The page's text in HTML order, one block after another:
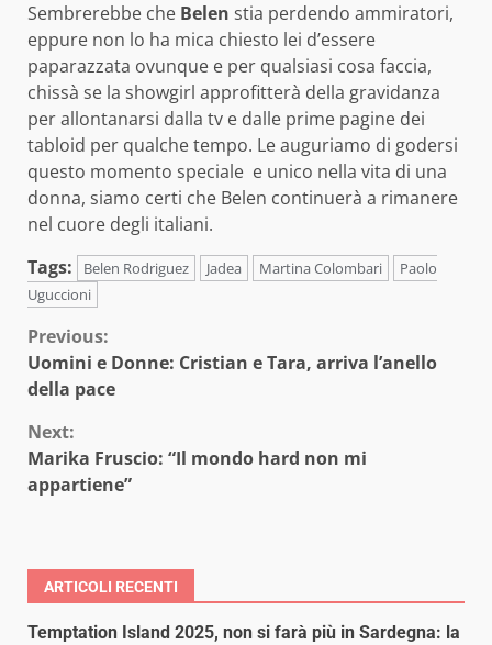
Sembrerebbe che Belen stia perdendo ammiratori,
eppure non lo ha mica chiesto lei d’essere
paparazzata ovunque e per qualsiasi cosa faccia,
chissà se la showgirl approfitterà della gravidanza
per allontanarsi dalla tv e dalle prime pagine dei
tabloid per qualche tempo. Le auguriamo di godersi
questo momento speciale e unico nella vita di una
donna, siamo certi che Belen continuerà a rimanere
nel cuore degli italiani.
Tags:
Belen Rodriguez Jadea Martina Colombari
Paolo
Uguccioni
Continue
Reading
Previous:
Uomini e Donne: Cristian e Tara, arriva l’anello
della pace
Next:
Marika Fruscio: “Il mondo hard non mi
appartiene”
ARTICOLI RECENTI
Temptation Island 2025, non si farà più in Sardegna: la